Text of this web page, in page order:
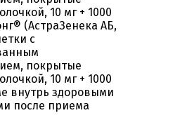
10 мг + 1000
(АстраЗенека АБ,
с
покрытые
10 мг + 1000
внутрь здоровыми
после приема